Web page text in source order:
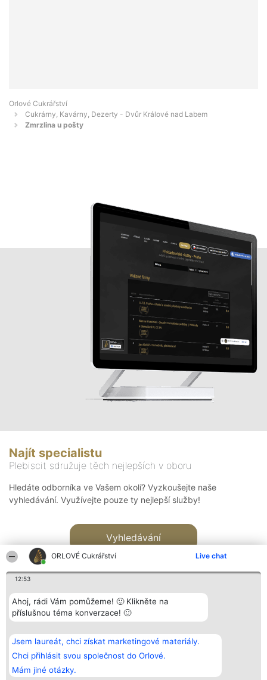
ORLOVÉ Cukrářství Live chat
12:53
Ahoj, rádi Vám pomůžeme! 🙂 Klikněte na
příslušnou téma konverzace! 🙂
Jsem laureát, chci získat marketingové materiály.
Chci přihlásit svou společnost do Orlové.
Mám jiné otázky.
Orlové Cukrářství
Cukrárny, Kavárny, Dezerty - Dvůr Králové nad Labem
Zmrzlina u pošty
Najít specialistu
Plebiscit sdružuje těch nejlepších v oboru
Hledáte odborníka ve Vašem okolí? Vyzkoušejte naše
vyhledávání. Využívejte pouze ty nejlepší služby!
Vyhledávání
Bright Side Solutions sp. z o.
o. sp. k.
ul. Ruska 22
Wrocław 50-079
KRS 0000749100 | Regon
381313360 | NIP 8943132676
Vítězové
Seznam všech
laureátů
Zásady
Zásady
Kontakt